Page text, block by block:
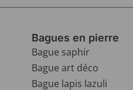
Bagues en pierre
Bague saphir
Bague art déco
Bague lapis lazuli